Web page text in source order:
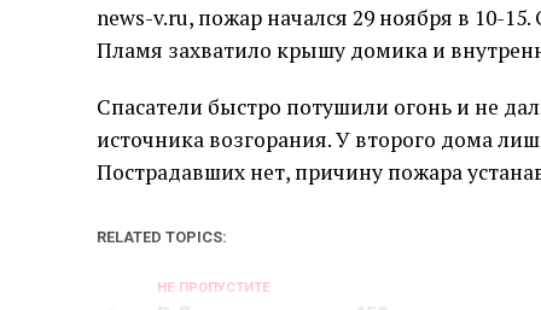
news-v.ru, пожар начался 29 ноября в 10-
Пламя захватило крышу домика и
Спасатели быстро потушили огонь и не
источника возгорания. У второго дома
Пострадавших нет, причину пожара
RELATED TOPICS:
НЕ ПРОПУСТИТЕ